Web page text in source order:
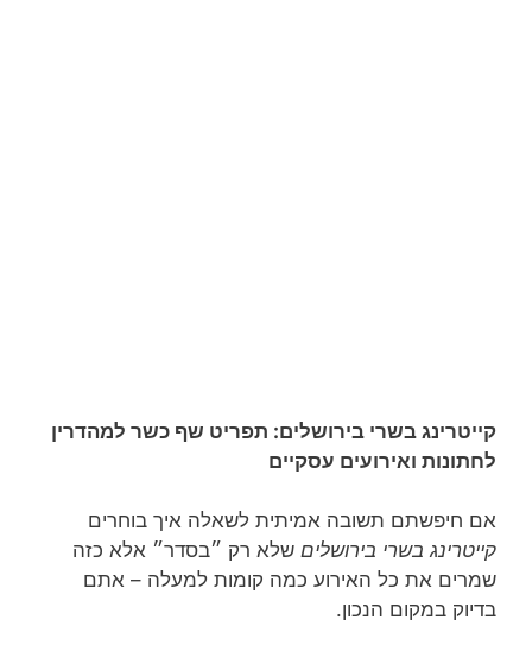
קייטרינג בשרי בירושלים: תפריט שף כשר למהדרין
לחתונות ואירועים עסקיים
אם חיפשתם תשובה אמיתית לשאלה איך בוחרים
קייטרינג בשרי בירושלים שלא רק ״בסדר״ אלא כזה
שמרים את כל האירוע כמה קומות למעלה – אתם
בדיוק במקום הנכון.